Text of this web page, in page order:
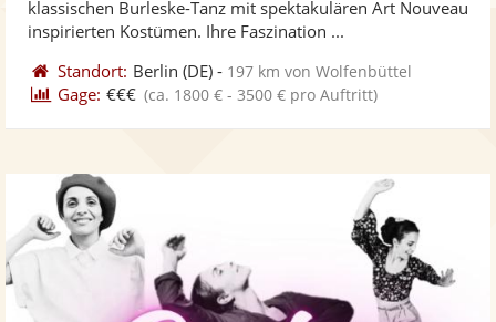
klassischen Burleske-Tanz mit spektakulären Art Nouveau
inspirierten Kostümen. Ihre Faszination ...
Standort: Berlin (DE) - 197 km von Wolfenbüttel
Gage: €€€ (ca. 1800 € - 3500 € pro Auftritt)